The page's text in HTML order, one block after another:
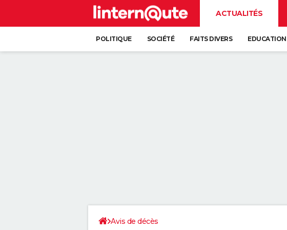
ACTUALITÉS
POLITIQUE SOCIÉTÉ FAITS DIVERS EDUCATION
Avis de décès